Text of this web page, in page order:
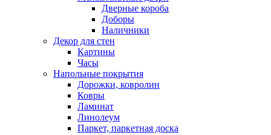
Дверные короба
Доборы
Наличники
Декор для стен
Картины
Часы
Напольные покрытия
Дорожки, ковролин
Ковры
Ламинат
Линолеум
Паркет, паркетная доска